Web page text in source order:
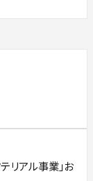
リアル事業」お